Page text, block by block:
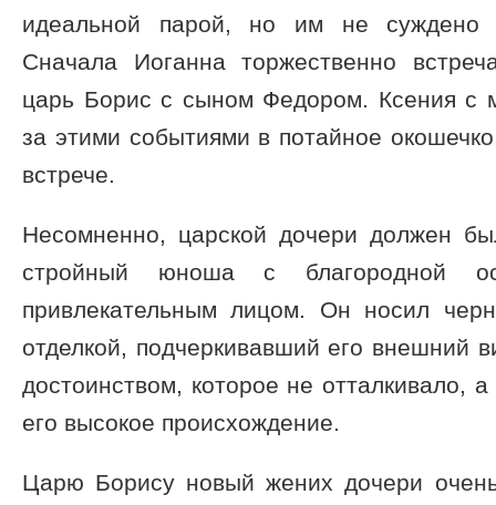
идеальной парой, но им не суждено
Сначала Иоганна торжественно
царь Борис с сыном Федором. Ксения с
за этими событиями в потайное
встрече.
Несомненно, царской дочери должен
стройный юноша с благородной
привлекательным лицом. Он носил
отделкой, подчеркивавший его внешний
достоинством, которое не отталкивало,
его высокое происхождение.
Царю Борису новый жених дочери